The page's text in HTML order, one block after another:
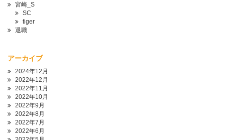
宮崎_S
SC
tiger
退職
アーカイブ
2024年12月
2022年12月
2022年11月
2022年10月
2022年9月
2022年8月
2022年7月
2022年6月